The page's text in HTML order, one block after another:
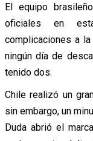
El equipo
oficiales en
complicaciones a
ningún día de
tenido dos.
Chile realizó un
sin embargo, un
Duda abrió el